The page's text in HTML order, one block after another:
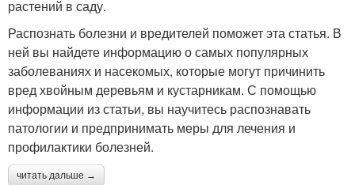
растений в саду.
Распознать болезни и вредителей поможет эта статья. В
ней вы найдете информацию о самых популярных
заболеваниях и насекомых, которые могут причинить
вред хвойным деревьям и кустарникам. С помощью
информации из статьи, вы научитесь распознавать
патологии и предпринимать меры для лечения и
профилактики болезней.
читать дальше →